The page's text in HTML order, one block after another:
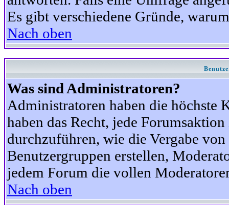
Es gibt verschiedene Gründe,
Nach oben
Was sind Administratoren?
Administratoren haben die höchste
haben das Recht, jede
durchzuführen, wie die Vergabe
Benutzergruppen erstellen,
jedem Forum die vollen
Nach oben